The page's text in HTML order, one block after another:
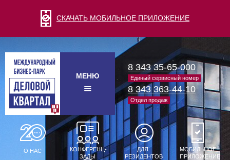
СКАЧАТЬ МОБИЛЬНОЕ ПРИЛОЖЕНИЕ
МЕНЮ
8 343 35-65-000
Единый сервисный номер
8 343 363-44-10
Отдел продаж
О НАС
КОНФЕРЕНЦ-
ЗАЛЫ
ДЛЯ
РЕЗИДЕНТОВ
МОБИЛЬНОЕ
ПРИЛОЖЕНИЕ